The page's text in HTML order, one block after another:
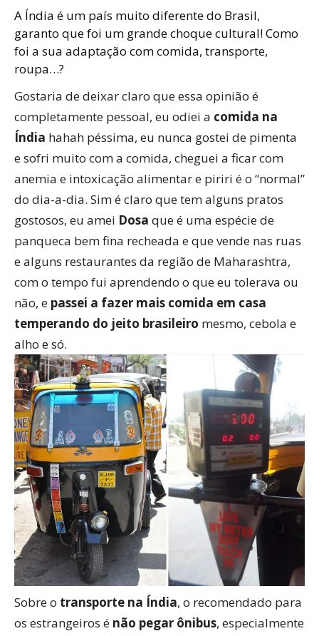
A Índia é um país muito diferente do Brasil,
garanto que foi um grande choque cultural! Como
foi a sua adaptação com comida, transporte,
roupa…?
Gostaria de deixar claro que essa opinião é
completamente pessoal, eu odiei a comida na
Índia hahah péssima, eu nunca gostei de pimenta
e sofri muito com a comida, cheguei a ficar com
anemia e intoxicação alimentar e piriri é o “normal”
do dia-a-dia. Sim é claro que tem alguns pratos
gostosos, eu amei Dosa que é uma espécie de
panqueca bem fina recheada e que vende nas ruas
e alguns restaurantes da região de Maharashtra,
com o tempo fui aprendendo o que eu tolerava ou
não, e passei a fazer mais comida em casa
temperando do jeito brasileiro mesmo, cebola e
alho e só.
Sobre o transporte na Índia, o recomendado para
os estrangeiros é não pegar ônibus, especialmente